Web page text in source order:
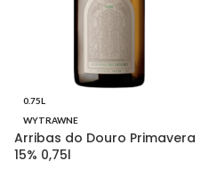
0.75L
WYTRAWNE
Arribas do Douro Primavera
15% 0,75l